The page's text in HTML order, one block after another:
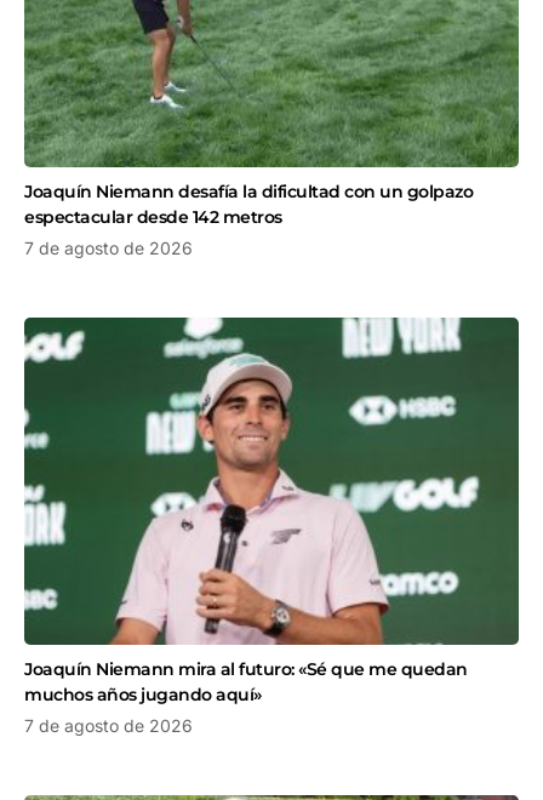
Joaquín Niemann desafía la dificultad con un golpazo
espectacular desde 142 metros
7 de agosto de 2026
Joaquín Niemann mira al futuro: «Sé que me quedan
muchos años jugando aquí»
7 de agosto de 2026